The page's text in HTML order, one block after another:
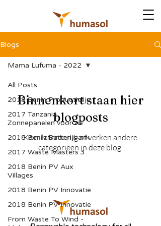
Blogs
All Posts
2018 Benin Productielijn
2017 Tanzania
Zonnepanelen voor zie
2018 Benin Batterijbank
2017 Waste Masters 3
2018 Benin PV Aux
Villages
2018 Benin PV Innovatie
2018 Benin PV Innovatie
From Waste To Wind -
Mama Lufuma - 2022
Binnenkort staan hier
blogposts
Kom later terug of verken andere
categorieën in deze blog.